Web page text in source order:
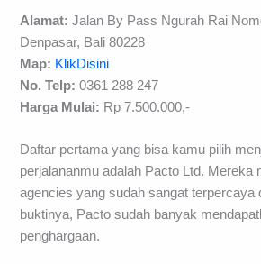
Alamat: Jalan By Pass Ngurah Rai
Denpasar, Bali 80228
Map: KlikDisini
No. Telp: 0361 288 247
Harga Mulai: Rp 7.500.000,-
Daftar pertama yang bisa kamu pilih
perjalananmu adalah Pacto Ltd. Mereka
agencies yang sudah sangat terpercaya
buktinya, Pacto sudah banyak
penghargaan.